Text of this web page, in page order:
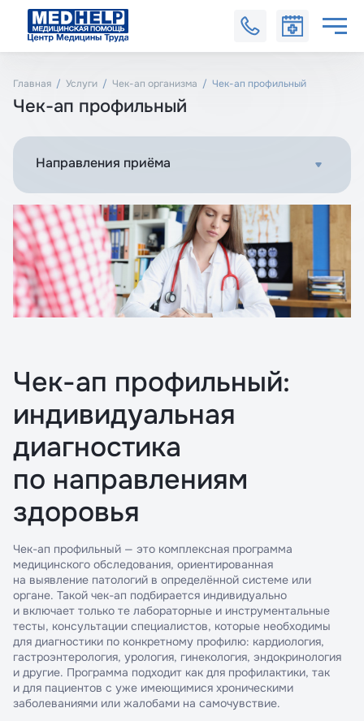
Главная Услуги Чек-ап организма Чек-ап профильный
Чек-ап профильный
Направления приёма
Чек-ап профильный:
индивидуальная
диагностика
по направлениям
здоровья
Чек-ап профильный — это комплексная программа
медицинского обследования, ориентированная
на выявление патологий в определённой системе или
органе. Такой чек-ап подбирается индивидуально
и включает только те лабораторные и инструментальные
тесты, консультации специалистов, которые необходимы
для диагностики по конкретному профилю: кардиология,
гастроэнтерология, урология, гинекология, эндокринология
и другие. Программа подходит как для профилактики, так
и для пациентов с уже имеющимися хроническими
заболеваниями или жалобами на самочувствие.